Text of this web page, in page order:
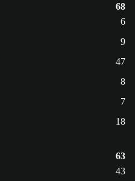
68
6
9
47
8
7
18
63
43